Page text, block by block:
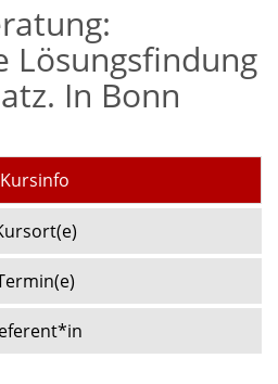
Lösungsfindung
In Bonn
Kursinfo